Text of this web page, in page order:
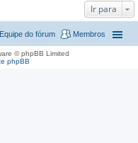
Ir para
Membros
Equipe do fórum
© phpBB Limited
phpBB